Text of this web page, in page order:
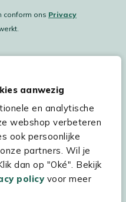
aanwezig
en analytische
webshop verbeteren
ook persoonlijke
partners. Wil je
dan op "Oké". Bekijk
policyvoor meer
conform ons Privacy